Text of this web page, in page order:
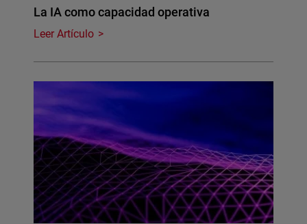
La IA como capacidad operativa
Leer Artículo